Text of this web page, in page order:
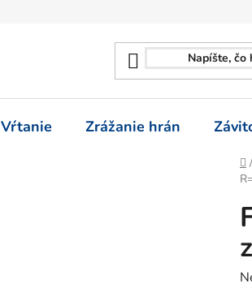
Vŕtanie Zrážanie hrán
/